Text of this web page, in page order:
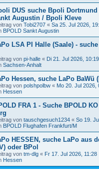
DUS suche Bpoli
Augustin / Bpoli Kleve
von Tobi2707 « Sa 25. Jul 2026,
BPOLD Sankt Augustin
LSA PI Halle (Saale) -
von pi-halle « Di 21. Jul 2026, 10:19
Sachsen-Anhalt
Hessen, suche LaPo BaWü
von polshpolbw « Mo 20. Jul 2026,
Hessen
FRA 1 - Suche BPOLD
von tauschgesuch1234 « So 19.
BPOLD Flughafen Frankfurt/M
HESSEN, suche LaPo aus
oder BPol
von tm-dlg « Fr 17. Jul 2026, 11:28
Hessen